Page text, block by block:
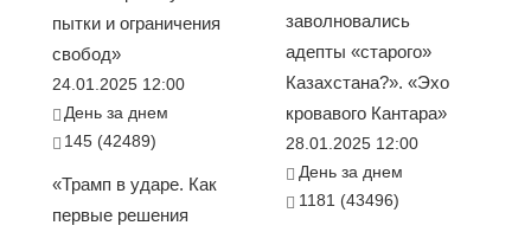
пытки и ограничения
свобод»
24.01.2025 12:00
День за днем
145 (42489)
«Трамп в ударе. Как
первые решения
заволновались
адепты «старого»
Казахстана?». «Эхо
кровавого Кантара»
28.01.2025 12:00
День за днем
1181 (43496)